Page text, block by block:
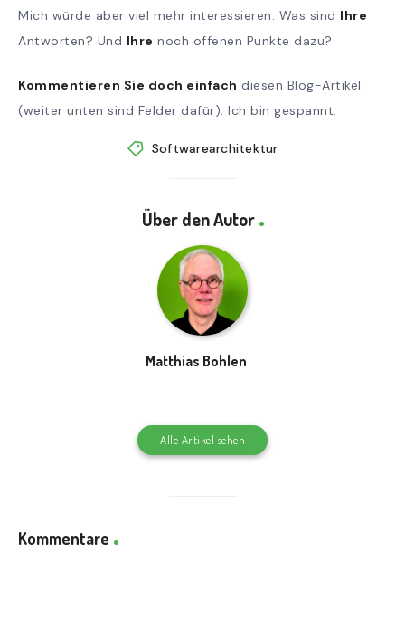
Mich würde aber viel mehr interessieren: Was sind Ihre
Antworten? Und Ihre noch offenen Punkte dazu?
Kommentieren Sie doch einfach diesen Blog-Artikel
(weiter unten sind Felder dafür). Ich bin gespannt.
Softwarearchitektur
Über den Autor
Matthias Bohlen
Alle Artikel sehen
Kommentare